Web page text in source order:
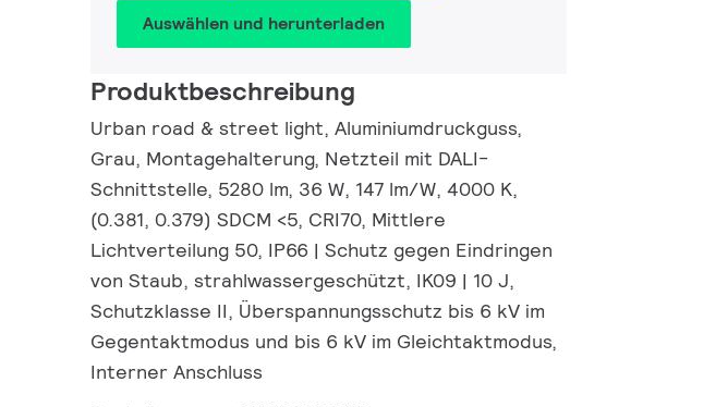
Auswählen und herunterladen
Produktbeschreibung
Urban road & street light, Aluminiumdruckguss,
Grau, Montagehalterung, Netzteil mit DALI-
Schnittstelle, 5280 lm, 36 W, 147 lm/W, 4000 K,
(0.381, 0.379) SDCM <5, CRI70, Mittlere
Lichtverteilung 50, IP66 | Schutz gegen Eindringen
von Staub, strahlwassergeschützt, IK09 | 10 J,
Schutzklasse II, Überspannungsschutz bis 6 kV im
Gegentaktmodus und bis 6 kV im Gleichtaktmodus,
Interner Anschluss